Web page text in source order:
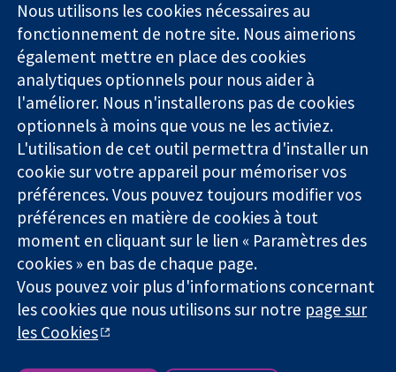
Des données
probantes.
Des décisions
éclairées.
Une meilleure
santé.
Square
Londres
W1G0AN
Royaume-Uni
nous
Actualités
Service de
presse
Qui sommes-
nous
Offres
d'emploi
Library
La Collaboration Cochrane est une association caritative (n°
1045921) et une société à responsabilité limitée par garantie (n°
03044323) enregistrée en Angleterre et au Pays de Galles. Numéro
de TVA : GB 718 2127 49.
Copyright © 2026 The Cochrane Collaboration
Nous utilisons les cookies nécessaires au
fonctionnement de notre site. Nous aimerions
également mettre en place des cookies
analytiques optionnels pour nous aider à
l'améliorer. Nous n'installerons pas de cookies
optionnels à moins que vous ne les activiez.
L'utilisation de cet outil permettra d'installer un
cookie sur votre appareil pour mémoriser vos
préférences. Vous pouvez toujours modifier vos
préférences en matière de cookies à tout
moment en cliquant sur le lien « Paramètres des
cookies » en bas de chaque page.
Vous pouvez voir plus d'informations concernant
les cookies que nous utilisons sur notre page sur
les Cookies